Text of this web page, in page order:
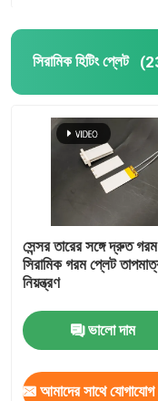
সিরামিক হিটিং প্লেট
সেন্সর তারের সঙ্গে দ্রুত গরম
সিরামিক গরম প্লেট
নিয়ন্ত্রণ
ভালো দাম
আমাদের সাথে